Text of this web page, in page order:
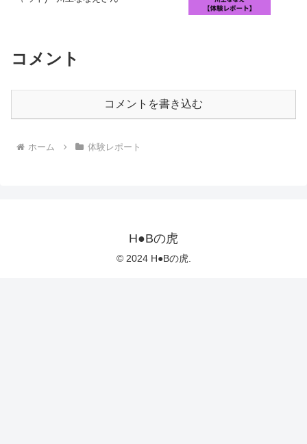
コメント
コメントを書き込む
ホーム 体験レポート
H●Bの虎
© 2024 H●Bの虎.